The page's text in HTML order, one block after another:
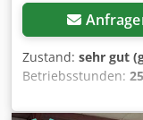
Zustand: sehr gut
Betriebsstunden:
,
Diesel,